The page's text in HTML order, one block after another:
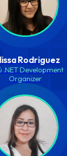
Rodriguez
.NET Development
Organizer